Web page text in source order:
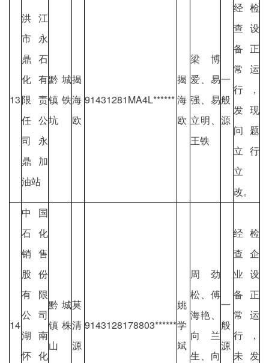
13
洪江
市永
鼎石
化有
限责
任公
司永
鼎加
油站
黔城
镇铁
坑
揭
海
欧
91431281MA4L******
揭
海
欧
梁博
爱、易
强、易
立明、
王铁
一
般
源
经检
查设
备正
常运
行，
发现
问题
立行
立
改。
14
中国
石化
销售
股份
有限
公司
湖南
怀化
黔城
镇株
山
莫
清
源
9143128178803******
姚
学
斌
周劲
松、傅
海艳、
向兰
生、向
一
般
源
经检
查企
业设
备正
常运
行，
未发